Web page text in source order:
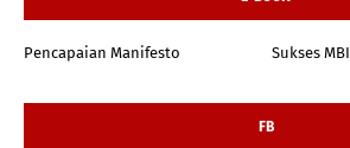
Pencapaian Manifesto Sukses MBI
FB